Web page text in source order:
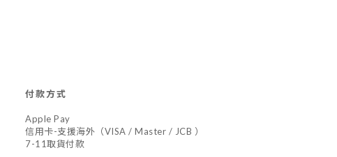
付款方式
Apple Pay
信用卡-支援海外（VISA / Master / JCB ）
7-11取貨付款